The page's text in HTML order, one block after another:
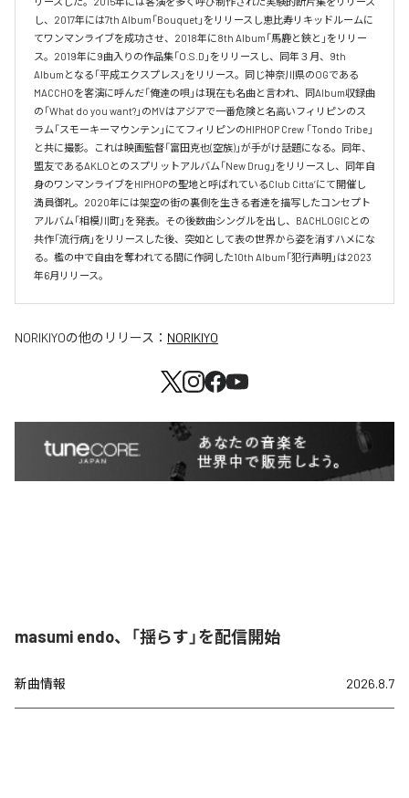
し、2017年には7th Album「Bouquet」をリリースし恵比寿リキッドルームに
てワンマンライブを成功させ、2018年に8th Album「馬鹿と鋏と」をリリー
ス。2019年に9曲入りの作品集「O.S.D」をリリースし、同年３月、9th
Albumとなる「平成エクスプレス」をリリース。同じ神奈川県のOGである
MACCHOを客演に呼んだ「俺達の唄」は現在も名曲と言われ、同Album収録曲
の「What do you want?」のMVはアジアで一番危険と名高いフィリピンのス
ラム「スモーキーマウンテン」にてフィリピンのHIPHOP Crew 「Tondo Tribe」
と共に撮影。これは映画監督「富田克也(空族)」が手がけ話題になる。同年、
盟友であるAKLOとのスプリットアルバム「New Drug」をリリースし、同年自
身のワンマンライブをHIPHOPの聖地と呼ばれているClub Citta’にて開催し
満員御礼。2020年には架空の街の裏側を生きる者達を描写したコンセプト
アルバム「相模川町」を発表。その後数曲シングルを出し、BACHLOGICとの
共作「流行病」をリリースした後、突如として表の世界から姿を消すハメにな
る。檻の中で自由を奪われてる間に作詞した10th Album「犯行声明」は2023
年6月リリース。
NORIKIYOの他のリリース： NORIKIYO
masumi endo、「揺らす」を配信開始
新曲情報 2026.8.7